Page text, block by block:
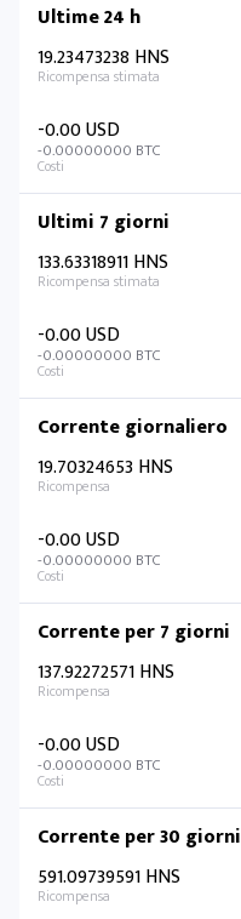
Ultime 24 h
19.23473238 HNS
-0.00 USD
-0.00000000 BTC
Ultimi 7 giorni
133.63318911 HNS
-0.00 USD
-0.00000000 BTC
Corrente giornaliero
19.70324653 HNS
-0.00 USD
-0.00000000 BTC
Corrente per 7 giorni
137.92272571 HNS
-0.00 USD
-0.00000000 BTC
Corrente per 30 giorni
591.09739591 HNS